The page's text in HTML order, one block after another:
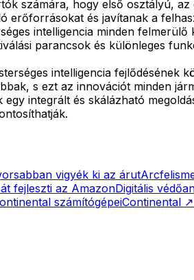
számára, hogy első osztályú,
erőforrásokat és javítanak a
intelligencia minden
parancsok és különleges
intelligencia fejlődésének
s ezt az innovációt minden
integrált és skálázható
vigyék ki az árut
fejleszti az AmazonDigitális
számítógépeiContinental ↗